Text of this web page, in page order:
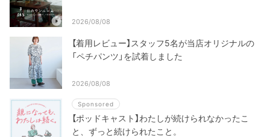
2026/08/08
【着用レビュー】スタッフ5名が当店オリジナルの
「ペチパンツ」を試着しました
2026/08/08
Sponsored
【ポッドキャスト】わたしが続けられなかったこ
と、ずっと続けられたこと。